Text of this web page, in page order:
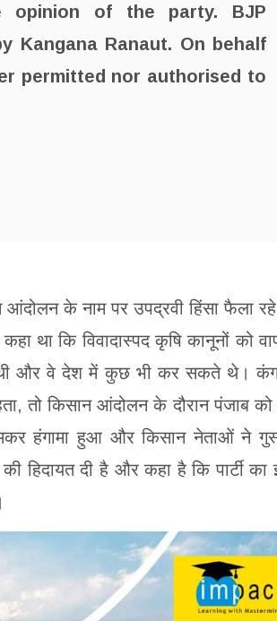
opinion of the party. BJP
Kangana Ranaut. On behalf
permitted nor authorised to
आंदोलन के नाम पर उपद्रवी हिंसा फैला
था कि विवादास्पद कृषि कानूनों को
थी और वे देश में कुछ भी कर सकते थे।
तो किसान आंदोलन के दौरान पंजाब को
हंगामा हुआ और किसान नेताओं ने
हिदायत दी है और कहा है कि पार्टी का